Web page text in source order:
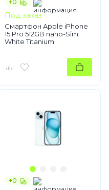
+0
Под заказ
Смартфон Apple iPhone
15 Pro 512GB nano-Sim
White Titanium
+0